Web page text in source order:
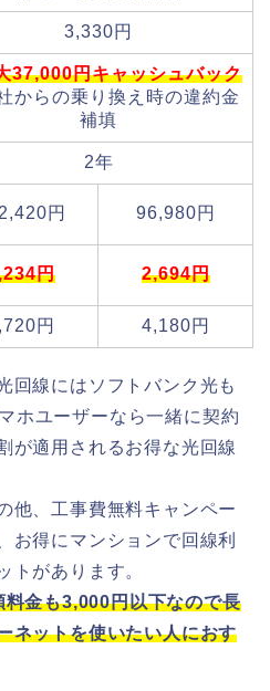
3,330円
37,000円キャッシュバック
からの乗り換え時の違約金
補填
2年
円 96,980円
円 2,694円
円 4,180円
回線にはソフトバンク光も
ホユーザーなら一緒に契約
が適用されるお得な光回線
他、工事費無料キャンペー
お得にマンションで回線利
トがあります。
金も3,000円以下なので長
ネットを使いたい人におす